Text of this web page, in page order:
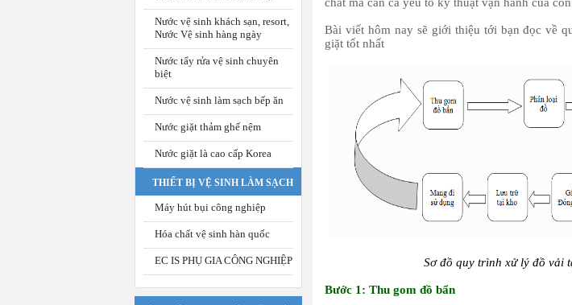
Nước vệ sinh khách sạn, resort,
Nước Vệ sinh hàng ngày
Nước tẩy rửa vệ sinh chuyên
biệt
Nước vệ sinh làm sạch bếp ăn
Nước giặt thảm ghế nệm
Nước giặt là cao cấp Korea
THIẾT BỊ VỆ SINH LÀM SẠCH
Máy hút bụi công nghiệp
Hóa chất vệ sinh hàn quốc
EC IS PHỤ GIA CÔNG NGHIỆP
Bài viết hôm nay sẽ giới thiệu tới bạn đọc về
giặt tốt nhất
Sơ đồ quy trình xử lý đồ vải
Bước 1: Thu gom đồ bẩn